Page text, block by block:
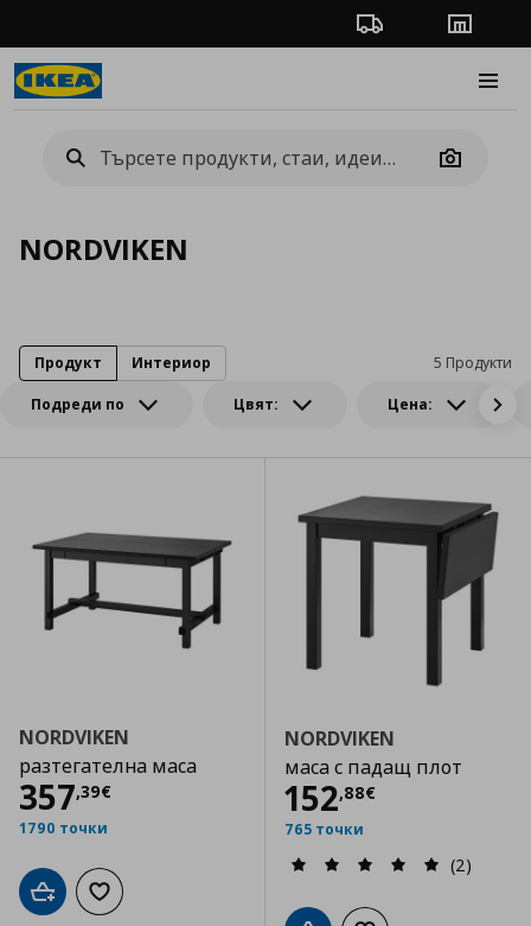
Проследяване на
Camera
NORDVIKEN
Подреди по Цвят: Цена:
5 Продукти
Продукт Интериор
NORDVIKEN
разтегателна маса
357,39€
Цена
1790 точки
Добави в кошницата
Добави към списъка с любими
NORDVIKEN
маса с падащ плот
152,88€
Цена
765 точки
(2)